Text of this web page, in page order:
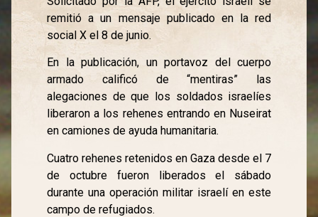
remitió a un mensaje publicado en la red
social X el 8 de junio.
En la publicación, un portavoz del cuerpo
armado calificó de “mentiras” las
alegaciones de que los soldados israelíes
liberaron a los rehenes entrando en Nuseirat
en camiones de ayuda humanitaria.
Cuatro rehenes retenidos en Gaza desde el 7
de octubre fueron liberados el sábado
durante una operación militar israelí en este
campo de refugiados.